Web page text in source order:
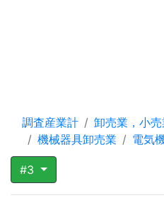
調査産業計 卸売業，小売
機械器具卸売業
電気
#3